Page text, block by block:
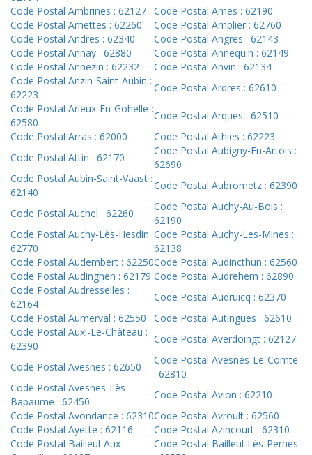
Code Postal Ambrines : 62127 Code Postal Ames : 62190
Code Postal Amettes : 62260
Code Postal Amplier : 62760
Code Postal Andres : 62340
Code Postal Angres : 62143
Code Postal Annay : 62880
Code Postal Annequin : 62149
Code Postal Annezin : 62232
Code Postal Anvin : 62134
Code Postal Anzin-Saint-Aubin :
62223
Code Postal Ardres : 62610
Code Postal Arleux-En-Gohelle :
62580
Code Postal Arques : 62510
Code Postal Arras : 62000
Code Postal Athies : 62223
Code Postal Attin : 62170
Code Postal Aubigny-En-Artois :
62690
Code Postal Aubin-Saint-Vaast :
62140
Code Postal Aubrometz : 62390
Code Postal Auchel : 62260
Code Postal Auchy-Au-Bois :
62190
Code Postal Auchy-Lès-Hesdin :
62770
Code Postal Auchy-Les-Mines :
62138
Code Postal Audembert : 62250Code Postal Audincthun : 62560
Code Postal Audinghen : 62179 Code Postal Audrehem : 62890
Code Postal Audresselles :
62164
Code Postal Audruicq : 62370
Code Postal Aumerval : 62550
Code Postal Autingues : 62610
Code Postal Auxi-Le-Château :
62390
Code Postal Averdoingt : 62127
Code Postal Avesnes : 62650
Code Postal Avesnes-Le-Comte
: 62810
Code Postal Avesnes-Lès-
Bapaume : 62450
Code Postal Avion : 62210
Code Postal Avondance : 62310Code Postal Avroult : 62560
Code Postal Ayette : 62116
Code Postal Azincourt : 62310
Code Postal Bailleul-Aux-
Code Postal Bailleul-Lès-Pernes